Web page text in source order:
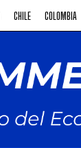
CHILE COLOMBIA